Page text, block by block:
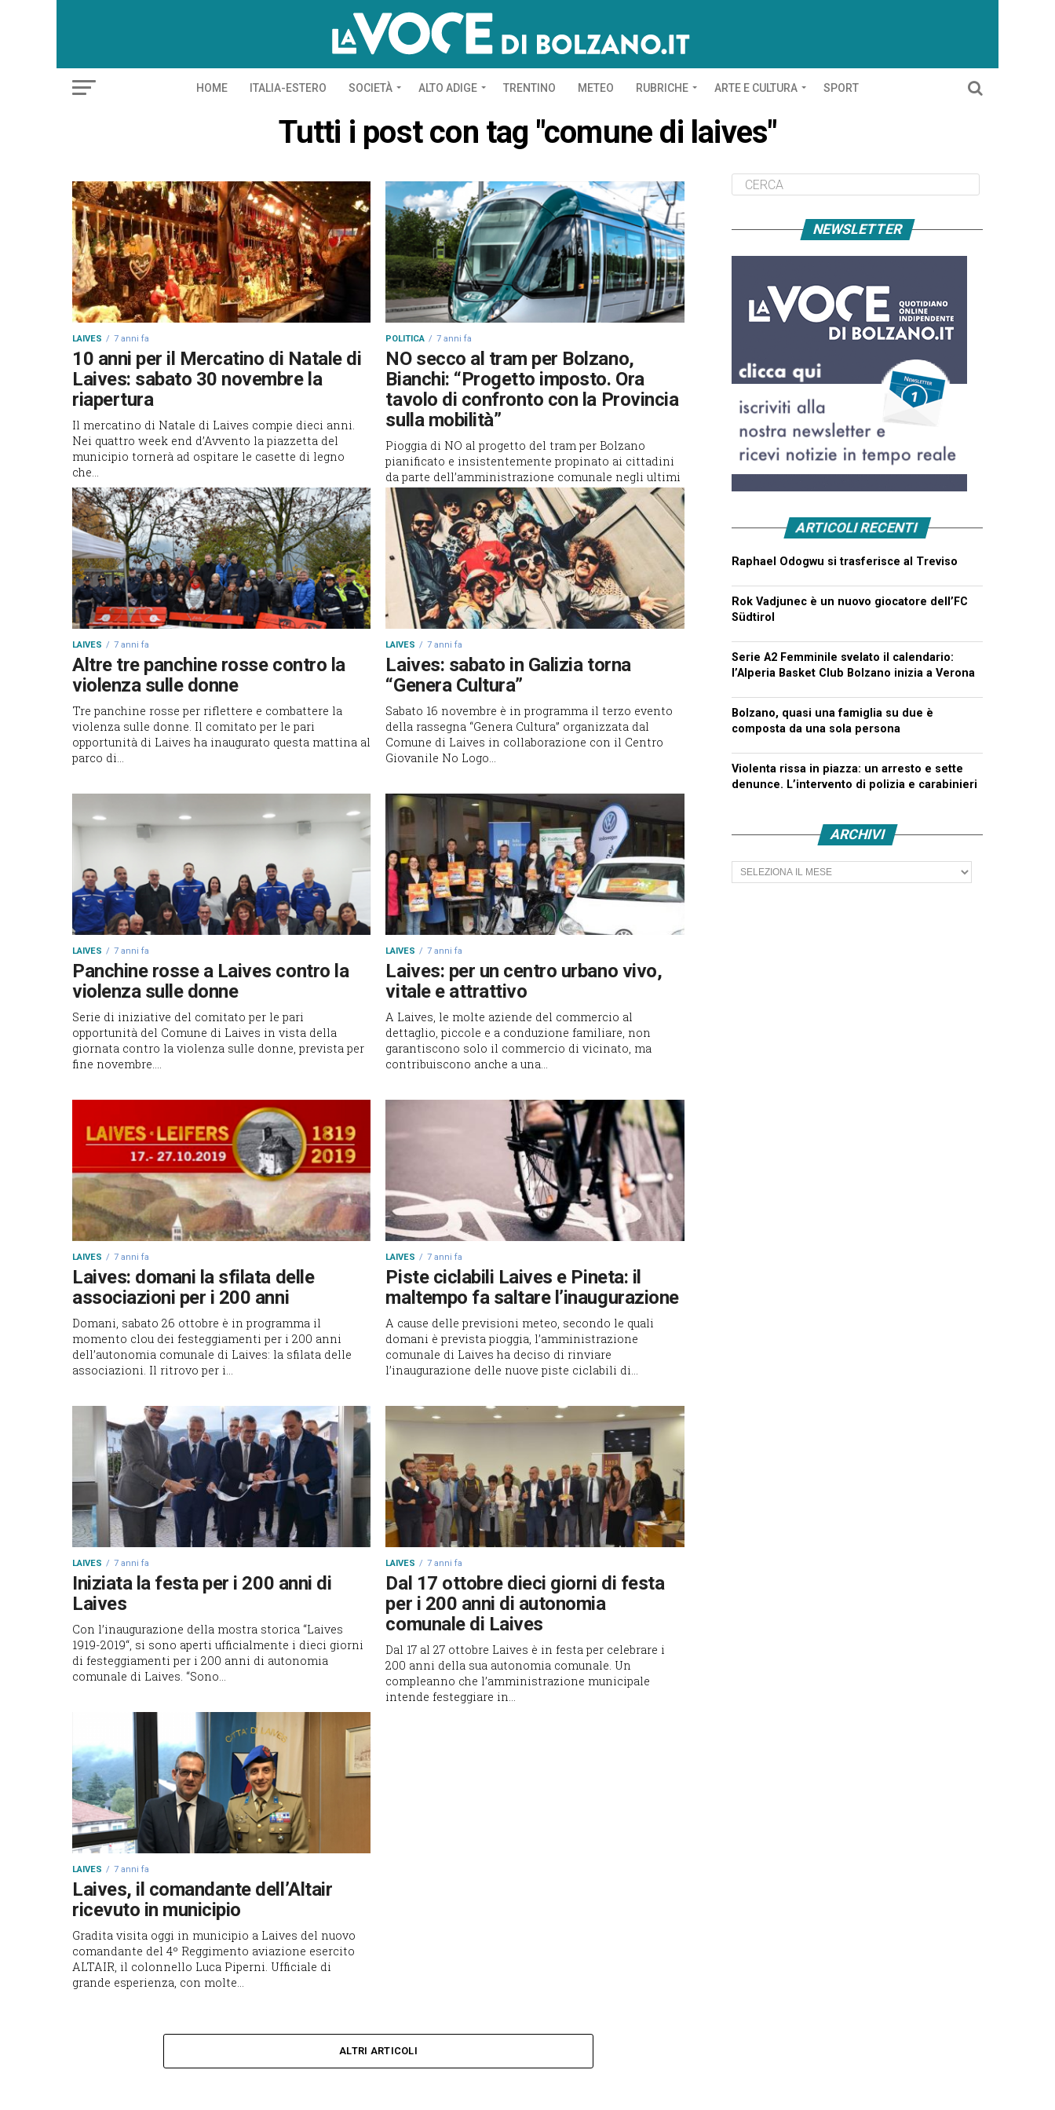
HOME ITALIA-ESTERO SOCIETÀ ALTO ADIGE TRENTINO METEO RUBRICHE ARTE E CULTURA SPORT
Tutti i post con tag "comune di laives"
LAIVES 7 anni fa
10 anni per il Mercatino di Natale di
Laives: sabato 30 novembre la
riapertura
Il mercatino di Natale di Laives compie dieci anni.
Nei quattro week end d’Avvento la piazzetta del
municipio tornerà ad ospitare le casette di legno
che...
POLITICA 7 anni fa
NO secco al tram per Bolzano,
Bianchi: “Progetto imposto. Ora
tavolo di confronto con la Provincia
sulla mobilità”
Pioggia di NO al progetto del tram per Bolzano
pianificato e insistentemente propinato ai cittadini
da parte dell’amministrazione comunale negli ultimi
mesi. A poche decine di...
LAIVES 7 anni fa
Altre tre panchine rosse contro la
violenza sulle donne
Tre panchine rosse per riflettere e combattere la
violenza sulle donne. Il comitato per le pari
opportunità di Laives ha inaugurato questa mattina al
parco di...
LAIVES 7 anni fa
Laives: sabato in Galizia torna
“Genera Cultura”
Sabato 16 novembre è in programma il terzo evento
della rassegna “Genera Cultura” organizzata dal
Comune di Laives in collaborazione con il Centro
Giovanile No Logo...
LAIVES 7 anni fa
Panchine rosse a Laives contro la
violenza sulle donne
Serie di iniziative del comitato per le pari
opportunità del Comune di Laives in vista della
giornata contro la violenza sulle donne, prevista per
fine novembre....
LAIVES 7 anni fa
Laives: per un centro urbano vivo,
vitale e attrattivo
A Laives, le molte aziende del commercio al
dettaglio, piccole e a conduzione familiare, non
garantiscono solo il commercio di vicinato, ma
contribuiscono anche a una...
LAIVES 7 anni fa
Laives: domani la sfilata delle
associazioni per i 200 anni
Domani, sabato 26 ottobre è in programma il
momento clou dei festeggiamenti per i 200 anni
dell’autonomia comunale di Laives: la sfilata delle
associazioni. Il ritrovo per i...
LAIVES 7 anni fa
Piste ciclabili Laives e Pineta: il
maltempo fa saltare l’inaugurazione
A cause delle previsioni meteo, secondo le quali
domani è prevista pioggia, l’amministrazione
comunale di Laives ha deciso di rinviare
l’inaugurazione delle nuove piste ciclabili di...
LAIVES 7 anni fa
Iniziata la festa per i 200 anni di
Laives
Con l’inaugurazione della mostra storica “Laives
1919-2019“, si sono aperti ufficialmente i dieci giorni
di festeggiamenti per i 200 anni di autonomia
comunale di Laives. “Sono...
LAIVES 7 anni fa
Dal 17 ottobre dieci giorni di festa
per i 200 anni di autonomia
comunale di Laives
Dal 17 al 27 ottobre Laives è in festa per celebrare i
200 anni della sua autonomia comunale. Un
compleanno che l’amministrazione municipale
intende festeggiare in...
LAIVES 7 anni fa
Laives, il comandante dell’Altair
ricevuto in municipio
Gradita visita oggi in municipio a Laives del nuovo
comandante del 4º Reggimento aviazione esercito
ALTAIR, il colonnello Luca Piperni. Ufficiale di
grande esperienza, con molte...
ALTRI ARTICOLI
NEWSLETTER
ARTICOLI RECENTI
Raphael Odogwu si trasferisce al Treviso
Rok Vadjunec è un nuovo giocatore dell’FC
Südtirol
Serie A2 Femminile svelato il calendario:
l’Alperia Basket Club Bolzano inizia a Verona
Bolzano, quasi una famiglia su due è
composta da una sola persona
Violenta rissa in piazza: un arresto e sette
denunce. L’intervento di polizia e carabinieri
ARCHIVI
Archivi